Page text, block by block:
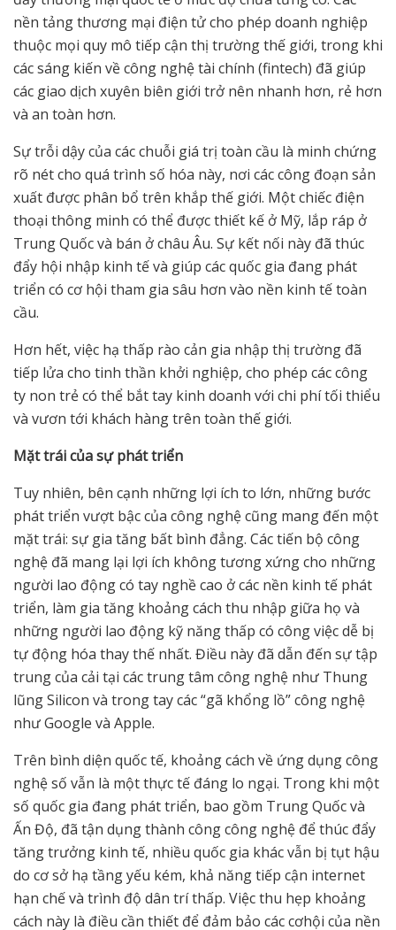
nền tảng thương mại điện tử cho phép doanh nghiệp
thuộc mọi quy mô tiếp cận thị trường thế giới, trong khi
các sáng kiến về công nghệ tài chính (fintech) đã giúp
các giao dịch xuyên biên giới trở nên nhanh hơn, rẻ hơn
và an toàn hơn.
Sự trỗi dậy của các chuỗi giá trị toàn cầu là minh chứng
rõ nét cho quá trình số hóa này, nơi các công đoạn sản
xuất được phân bổ trên khắp thế giới. Một chiếc điện
thoại thông minh có thể được thiết kế ở Mỹ, lắp ráp ở
Trung Quốc và bán ở châu Âu. Sự kết nối này đã thúc
đẩy hội nhập kinh tế và giúp các quốc gia đang phát
triển có cơ hội tham gia sâu hơn vào nền kinh tế toàn
cầu.
Hơn hết, việc hạ thấp rào cản gia nhập thị trường đã
tiếp lửa cho tinh thần khởi nghiệp, cho phép các công
ty non trẻ có thể bắt tay kinh doanh với chi phí tối thiểu
và vươn tới khách hàng trên toàn thế giới.
Mặt trái của sựphát triển
Tuy nhiên, bên cạnh những lợi ích to lớn, những bước
phát triển vượt bậc của công nghệ cũng mang đến một
mặt trái: sự gia tăng bất bình đẳng. Các tiến bộ công
nghệ đã mang lại lợi ích không tương xứng cho những
người lao động có tay nghề cao ở các nền kinh tế phát
triển, làm gia tăng khoảng cách thu nhập giữa họ và
những người lao động kỹ năng thấp có công việc dễ bị
tự động hóa thay thế nhất. Điều này đã dẫn đến sự tập
trung của cải tại các trung tâm công nghệ như Thung
lũng Silicon và trong tay các “gã khổng lồ” công nghệ
như Google và Apple.
Trên bình diện quốc tế, khoảng cách về ứng dụng công
nghệ số vẫn là một thực tế đáng lo ngại. Trong khi một
số quốc gia đang phát triển, bao gồm Trung Quốc và
Ấn Độ, đã tận dụng thành công công nghệ để thúc đẩy
tăng trưởng kinh tế, nhiều quốc gia khác vẫn bị tụt hậu
do cơ sở hạ tầng yếu kém, khả năng tiếp cận internet
hạn chế và trình độ dân trí thấp. Việc thu hẹp khoảng
cách này là điều cần thiết để đảm bảo các cơhội của nền